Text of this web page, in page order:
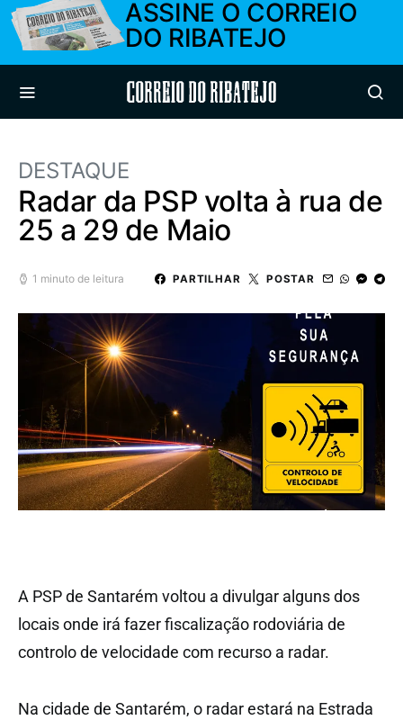
ASSINE O CORREIO
DO RIBATEJO
Correio do Ribatejo
DESTAQUE
Radar da PSP volta à rua de
25 a 29 de Maio
1 minuto de leitura PARTILHAR POSTAR
A PSP de Santarém voltou a divulgar alguns dos
locais onde irá fazer fiscalização rodoviária de
controlo de velocidade com recurso a radar.
Na cidade de Santarém, o radar estará na Estrada